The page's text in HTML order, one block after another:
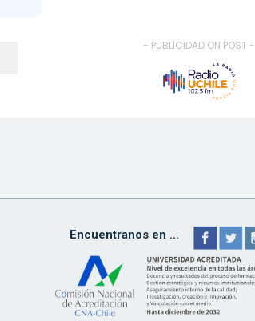
- PUBLICIDAD ON POST -
Encuentranos en ...